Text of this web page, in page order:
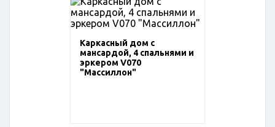
Каркасный дом с
мансардой, 4 спальнями и
эркером V070
"Массиллон"